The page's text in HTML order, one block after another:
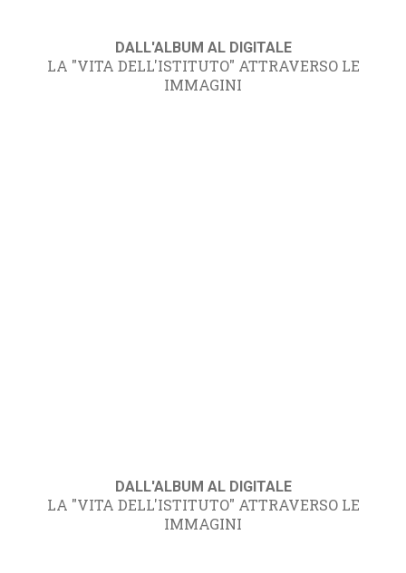
DALL'ALBUM AL DIGITALE
LA "VITA DELL'ISTITUTO" ATTRAVERSO LE
IMMAGINI
DALL'ALBUM AL DIGITALE
LA "VITA DELL'ISTITUTO" ATTRAVERSO LE
IMMAGINI